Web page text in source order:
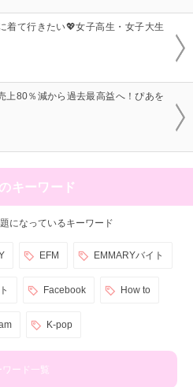
着て行きたい💖女子高生・女子大生
上80％減から過去最高益へ！ぴあを
キーワード
になっているキーワード
EFM EMMARYバイト
Facebook How to
K-pop
ワード一覧